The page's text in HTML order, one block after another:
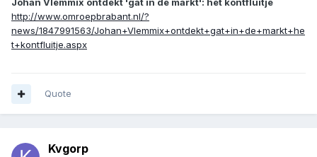
Johan Vlemmix ontdekt 'gat in de markt': het kontfluitje
http://www.omroepbrabant.nl/?
news/1847991563/Johan+Vlemmix+ontdekt+gat+in+de+markt+he
t+kontfluitje.aspx
Quote
Kvgorp